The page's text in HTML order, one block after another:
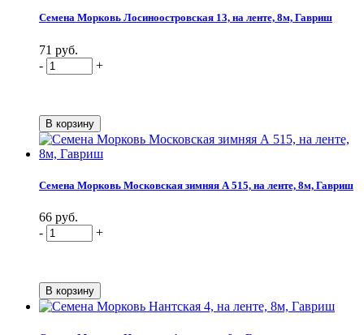
Семена Морковь Лосиноостровская 13, на ленте, 8м, Гавриш
71 руб.
-
+
Семена Морковь Московская зимняя А 515, на ленте, 8м, Гавриш
66 руб.
-
+